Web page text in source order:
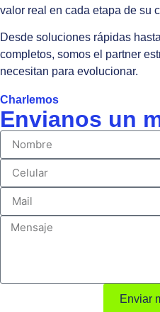
valor real en cada etapa de su
Desde soluciones rápidas
completos, somos el partner
necesitan para evolucionar.
Charlemos
Envianos un
Enviar